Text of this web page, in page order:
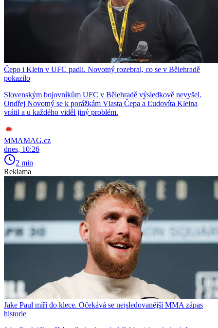
Čepo i Klein v UFC padli. Novotný rozebral, co se v Bělehradě
pokazilo
Slovenským bojovníkům UFC v Bělehradě výsledkově nevyšel.
Ondřej Novotný se k porážkám Vlasta Čepa a Ľudovíta Kleina
vrátil a u každého viděl jiný problém.
MMAMAG.cz
dnes, 10:26
2 min
Reklama
Jake Paul míří do klece. Očekává se nejsledovanější MMA zápas
historie